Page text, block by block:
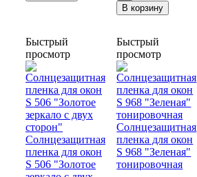
В корзину
Быстрый
просмотр
Солнцезащитная
пленка для окон
S 506 "Золотое
Быстрый
просмотр
Солнцезащитная
пленка для окон
S 968 "Зеленая"
тонировочная